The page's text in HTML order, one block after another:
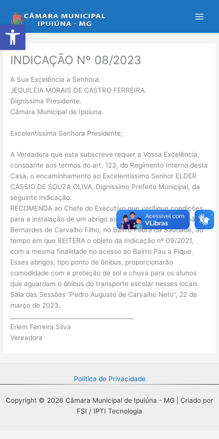
Abrir a barra de ferramentas
para
o
conteúdo
INDICAÇÃO Nº 08/2023
A Sua Excelência a Senhora.
JEQUILÉIA MORAIS DE CASTRO FERREIRA.
Digníssima Presidente.
Câmara Municipal de Ipuiuna.
Excelentíssima Senhora Presidente;
A Vereadora que esta subscreve requer a Vossa Excelência,
consoante aos termos do art. 123, do Regimento Interno desta
Casa, o encaminhamento ao Excelentíssimo Senhor ELDER
CÁSSIO DE SOUZA OLIVA, Digníssimo Prefeito Municipal, da
seguinte Indicação:
RECOMENDA ao Chefe do Executivo que verifique condições
para a instalação de um abrigo as margens da Estrada João
Bernardes de Carvalho Filho, no Bairro Pedra da Saudade, ao
tempo em que REITERA o objeto da Indicação nº 09/2021,
com a mesma finalidade no acesso ao Bairro Pau a Pique.
Esses abrigos, tipo ponto de ônibus, proporcionarão
comodidade com a proteção de sol e chuva para os alunos
que aguardam o ônibus do transporte escolar nesses locais.
Sala das Sessões “Pedro Augusto de Carvalho Neto”, 22 de
março de 2023.
Erlem Ferreira Silva
Vereadora
Política de Privacidade
Copyright © 2026 Câmara Municipal de Ipuiúna - MG | Criado por
FSI / IPTI Tecnologia